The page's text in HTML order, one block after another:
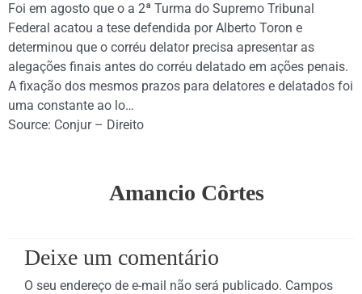
Foi em agosto que o a 2ª Turma do Supremo Tribunal
Federal acatou a tese defendida por Alberto Toron e
determinou que o corréu delator precisa apresentar as
alegações finais antes do corréu delatado em ações penais.
A fixação dos mesmos prazos para delatores e delatados foi
uma constante ao lo…
Source: Conjur – Direito
Amancio Côrtes
Deixe um comentário
O seu endereço de e-mail não será publicado. Campos